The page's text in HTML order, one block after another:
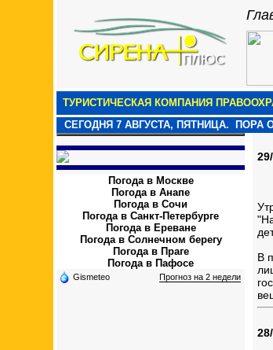
ТУРИСТИЧЕСКАЯ КОМПАНИЯ
СЕГОДНЯ 7 АВГУСТА, ПЯТНИЦА. ПОРА
Погода в Москве
Погода в Анапе
Погода в Сочи
Погода в Санкт-Петербурге
Погода в Ереване
Погода в Солнечном берегу
Погода в Праге
Погода в Пафосе
Gismeteo Прогноз на 2 недели
В